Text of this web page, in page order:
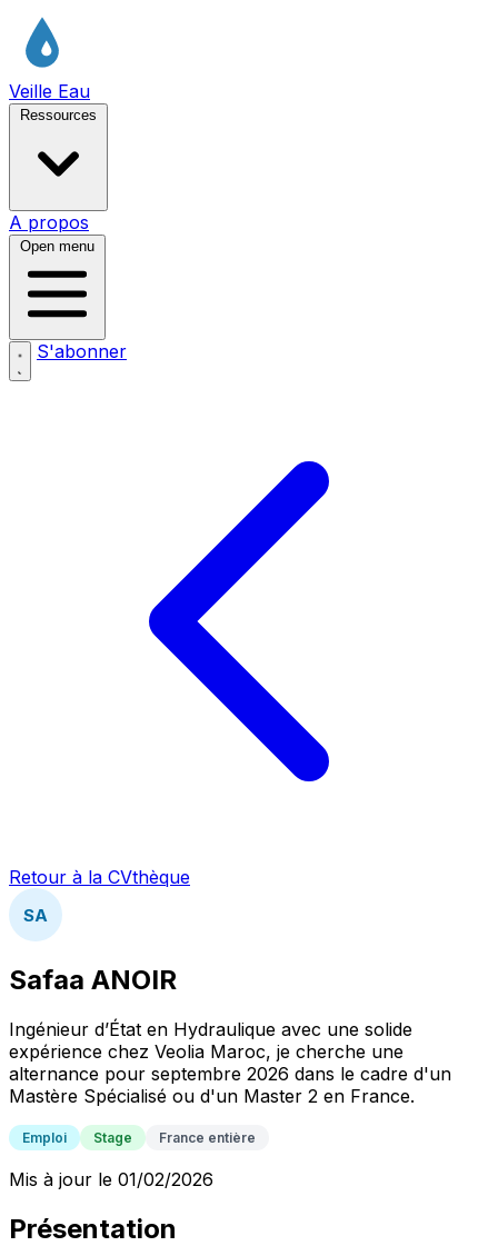
Veille Eau
Ressources
A propos
Open menu
S'abonner
Retour à la CVthèque
SA
Safaa ANOIR
Ingénieur d’État en Hydraulique avec une solide
expérience chez Veolia Maroc, je cherche une
alternance pour septembre 2026 dans le cadre d'un
Mastère Spécialisé ou d'un Master 2 en France.
Emploi Stage France entière
Mis à jour le 01/02/2026
Présentation